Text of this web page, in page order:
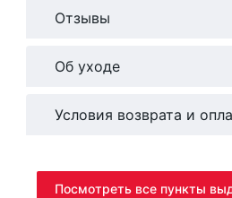
Отзывы
Об уходе
Условия возврата и
Посмотреть все пункты